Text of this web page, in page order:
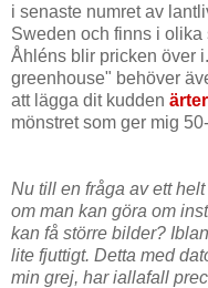
i senaste numret av
Sweden och finns i olika
Åhléns blir pricken över
greenhouse" behöver
att lägga dit kudden ärter
mönstret som ger mig
Nu till en fråga av ett
om man kan göra om
kan få större bilder?
lite fjuttigt. Detta med
min grej, har iallafall